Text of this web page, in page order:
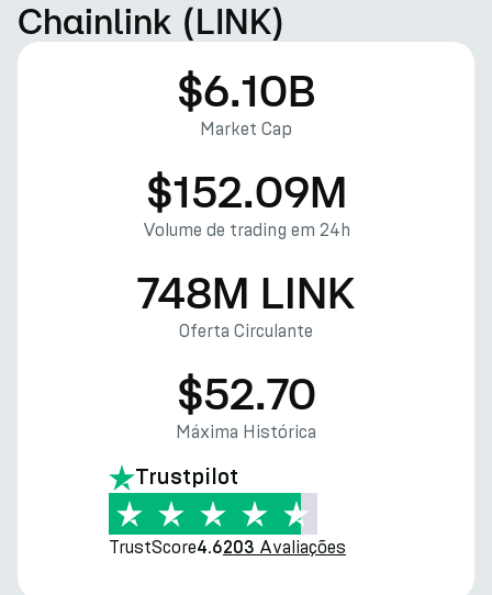
Chainlink (LINK)
$6.10B
Market Cap
$152.09M
Volume de trading em 24h
748M LINK
Oferta Circulante
$52.70
Máxima Histórica
Trustpilot
TrustScore4.6203 Avaliações